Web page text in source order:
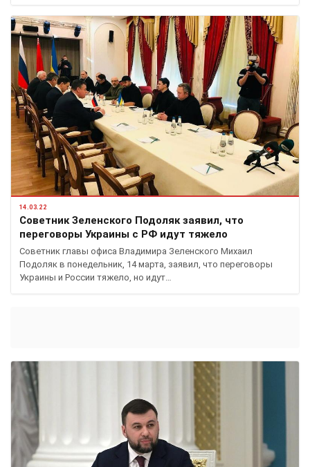
14.03.22
Советник Зеленского Подоляк заявил, что
переговоры Украины с РФ идут тяжело
Советник главы офиса Владимира Зеленского Михаил
Подоляк в понедельник, 14 марта, заявил, что переговоры
Украины и России тяжело, но идут…